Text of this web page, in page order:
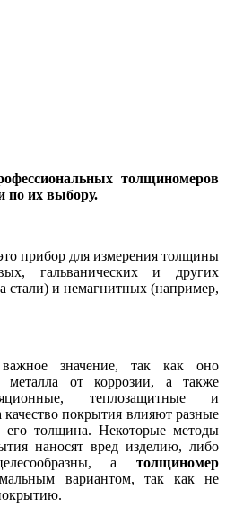
толщиномеров
по их выбору.
прибор для измерения толщины
гальванических и других
стали) и немагнитных (например,
значение, так как оно
металла от коррозии, а также
теплозащитные и
покрытия влияют разные
толщина. Некоторые методы
наносят вред изделию, либо
а толщиномер
вариантом, так как не